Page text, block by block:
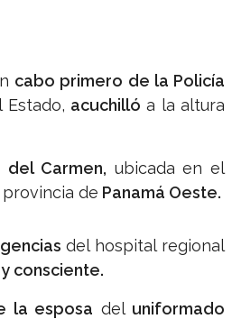
cabo primero de la Policía
Estado, acuchilló a la altura
del Carmen, ubicada en el
provincia de Panamá Oeste.
del hospital regional
consciente.
la esposa del uniformado